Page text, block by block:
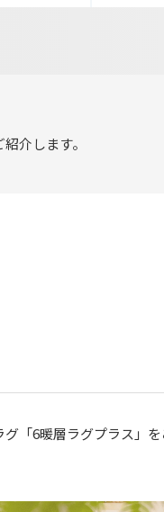
介します。
「6暖層ラグプラス」